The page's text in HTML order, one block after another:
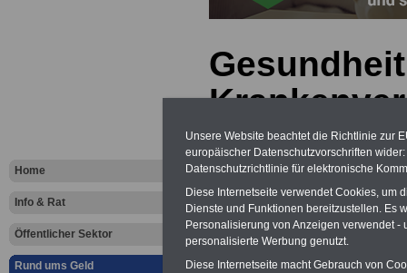
Home
Info & Rat
Öffentlicher Sektor
Rund ums Geld
(PKV,
Ländern -
Unsere Website beachtet die Richtlinie zur
europäischer Datenschutzvorschriften
Datenschutzrichtlinie für elektronische
Diese Internetseite verwendet Cookies, um
Dienste und Funktionen bereitzustellen. Es
Personalisierung von Anzeigen verwendet
personalisierte Werbung genutzt.
Diese Internetseite macht Gebrauch von